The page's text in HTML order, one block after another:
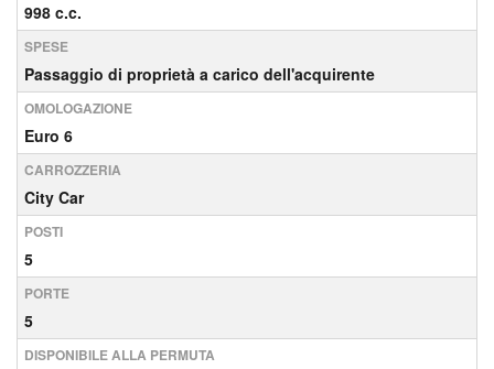
998 c.c.
SPESE
Passaggio di proprietà a carico dell'acquirente
OMOLOGAZIONE
Euro 6
CARROZZERIA
City Car
POSTI
5
PORTE
5
DISPONIBILE ALLA PERMUTA